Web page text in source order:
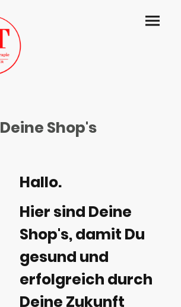
Deine Shop's
Hallo.
Hier sind Deine
Shop's, damit Du
gesund und
erfolgreich durch
Deine Zukunft